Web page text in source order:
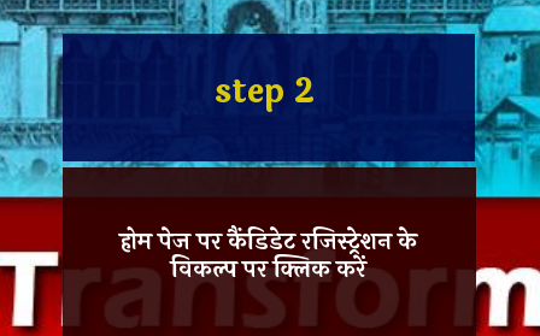
step 2
होम पेज परकैंडिडेट रजिस्ट्रेशनके
विकल्प पर क्लिक करें